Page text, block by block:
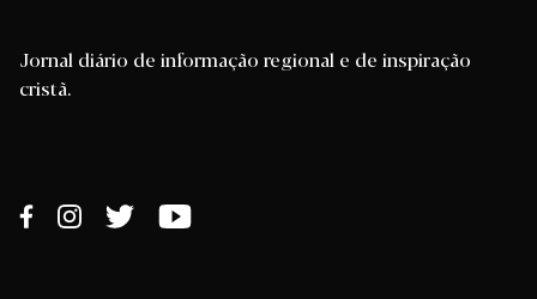
Jornal diário de informação regional e de inspiração
cristã.